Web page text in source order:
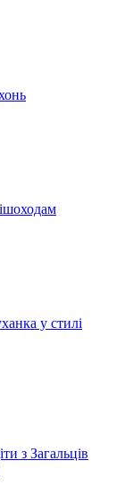
у стилі
з Загальців